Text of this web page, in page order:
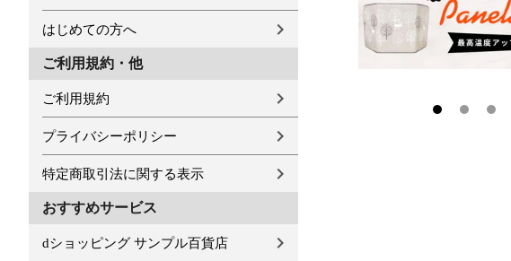
はじめての方へ
ご利用規約・他
ご利用規約
プライバシーポリシー
特定商取引法に関する表示
おすすめサービス
dショッピング サンプル百貨店